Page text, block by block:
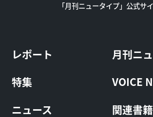
「月刊ニュータイプ」公式サ
レポート
特集
ニュース
月刊ニ
VOICE
関連書籍